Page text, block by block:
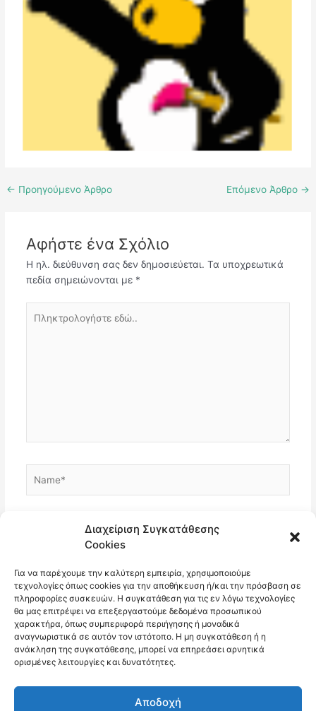
Διαχείριση Συγκατάθεσης
Cookies
Για να παρέχουμε την καλύτερη εμπειρία, χρησιμοποιούμε
τεχνολογίες όπως cookies για την αποθήκευση ή/και την πρόσβαση σε
πληροφορίες συσκευών. Η συγκατάθεση για τις εν λόγω τεχνολογίες
θα μας επιτρέψει να επεξεργαστούμε δεδομένα προσωπικού
χαρακτήρα, όπως συμπεριφορά περιήγησης ή μοναδικά
αναγνωριστικά σε αυτόν τον ιστότοπο. Η μη συγκατάθεση ή η
ανάκληση της συγκατάθεσης, μπορεί να επηρεάσει αρνητικά
ορισμένες λειτουργίες και δυνατότητες.
Αποδοχή
← Προηγούμενο Άρθρο Επόμενο Άρθρο →
Αφήστε ένα Σχόλιο
Η ηλ. διεύθυνση σας δεν δημοσιεύεται. Τα υποχρεωτικά
πεδία σημειώνονται με *
εδώ..
Ιστότοπος